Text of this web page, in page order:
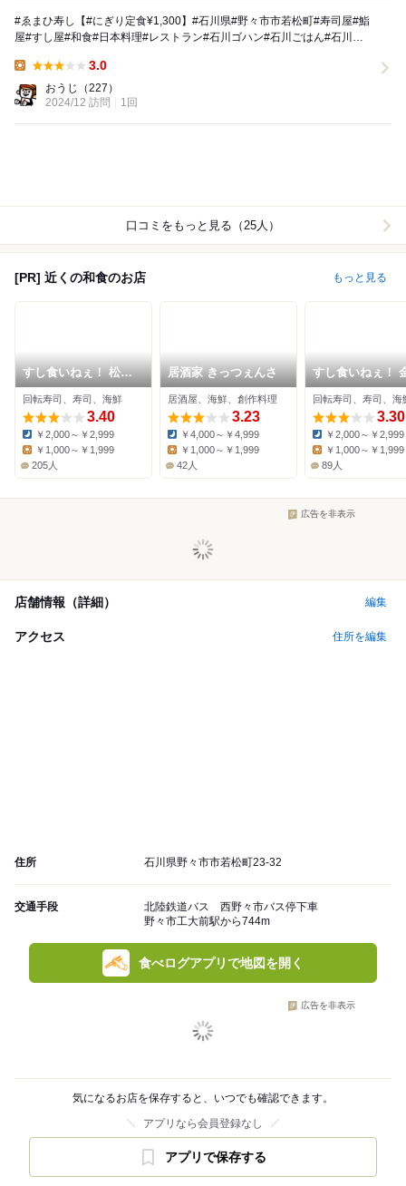
#ゑまひ寿し【#にぎり定食¥1,300】#石川県#野々市市若松町#寿司屋#鮨
屋#すし屋#和食#日本料理#レストラン#石川ゴハン#石川ごはん#石川ラ
3.0
おうじ
（227）
2024/12 訪問
1回
口コミをもっと見る（25人）
[PR] 近くの和食のお店 もっと見る
すし食いねぇ！ 松任
本店
回転寿司、寿司、海鮮
3.40
Dinner:
￥2,000～￥2,999
￥1,000～￥1,999
205人
居酒家 きっつぇんさ
居酒屋、海鮮、創作料理
3.23
Dinner:
￥4,000～￥4,999
Lunch:
￥1,000～￥1,999
42人
すし食いねぇ！
寺地店
回転寿司、寿司、海
3.30
Dinner:
￥2,000～￥2,999
Lunch:
￥1,000～￥1,999
89人
広告を非表示
店舗情報（詳細） 編集
アクセス 住所を編集
住所 石川県野々市市若松町23-32
交通手段
北陸鉄道バス 西野々市バス停下車
野々市工大前駅から744m
食べログアプリで地図を開く
広告を非表示
気になるお店を保存すると、いつでも確認できます。
アプリなら会員登録なし
アプリで保存する